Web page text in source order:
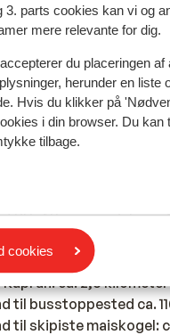
3. parts cookies kan vi og
mere relevante for dig.
du placeringen
herunder en
Hvis du klikker på
i din browser. Du
tilbage.
cookies
til lufthavn munich: ca.
ca. 100 kilometer,
til togstation zell am
ca. 2,6 kilometer
til busstoppested ca.
til skipiste maiskogel: